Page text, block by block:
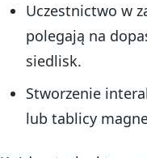
Uczestnictwo w
polegają na
siedlisk.
Stworzenie
lub tablicy